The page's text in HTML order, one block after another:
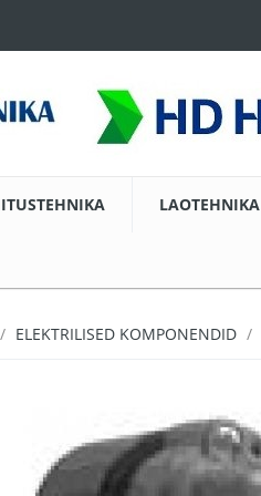
LAOTEHNIKA
ELEKTRILISED KOMPONENDID